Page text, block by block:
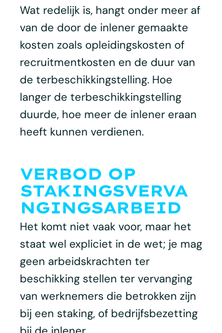
Wat redelijk is, hangt onder meer af
van de door de inlener gemaakte
kosten zoals opleidingskosten of
recruitmentkosten en de duur van
de terbeschikkingstelling. Hoe
langer de terbeschikkingstelling
duurde, hoe meer de inlener eraan
heeft kunnen verdienen.
VERBOD OP
STAKINGSVERVA
NGINGSARBEID
Het komt niet vaak voor, maar het
staat wel expliciet in de wet; je mag
geen arbeidskrachten ter
beschikking stellen ter vervanging
van werknemers die betrokken zijn
bij een staking, of bedrijfsbezetting